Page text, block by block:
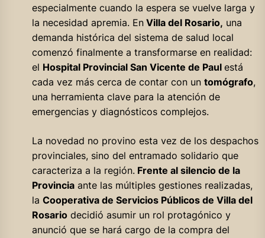
especialmente cuando la espera se vuelve larga y
la necesidad apremia. EnVilla del Rosario, una
demanda histórica del sistema de salud local
comenzó finalmente a transformarse en realidad:
el Hospital Provincial San Vicente de Paul está
cada vez más cerca de contar con un tomógrafo,
una herramienta clave para la atención de
emergencias y diagnósticos complejos.
La novedad no provino esta vez de los despachos
provinciales, sino del entramado solidario que
caracteriza a la región. Frente al silencio de la
Provinciaante las múltiples gestiones realizadas,
la Cooperativa de Servicios Públicos de Villa del
Rosariodecidió asumir un rol protagónico y
anunció que se hará cargo de la compra del